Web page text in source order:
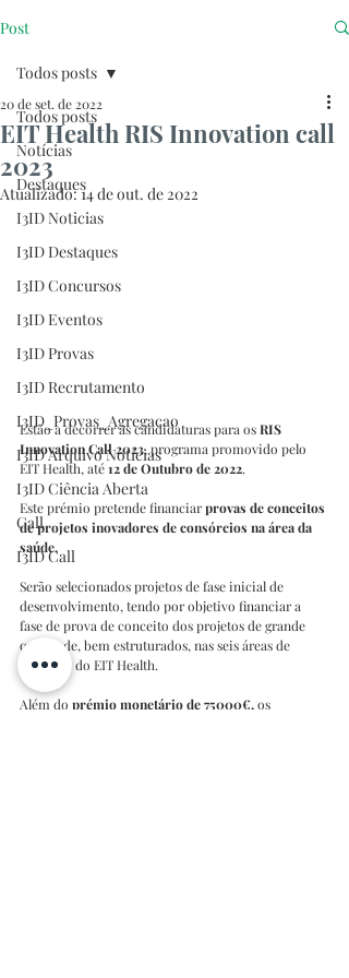
Post
Todos posts
Notícias
Destaques
I3ID Noticias
I3ID Destaques
I3ID Concursos
I3ID Eventos
I3ID Provas
I3ID Recrutamento
I3ID_Provas_Agregacao
I3ID Arquivo Notícias
I3ID Ciência Aberta
Call
I3ID Call
Todos posts
EIT Health RIS Innovation call
2023
20 de set. de 2022
Atualizado:14 de out. de 2022
Estão a decorrer as candidaturas para os RIS
Innovation Call 2023, programa promovido pelo
EIT Health, até 12 de Outubro de 2022.
Este prémio pretende financiar provas de conceitos
de projetos inovadores de consórcios na área da
saúde.
Serão selecionados projetos de fase inicial de
desenvolvimento, tendo por objetivo financiar a
fase de prova de conceito dos projetos de grande
qualidade, bem estruturados, nas seis áreas de
destaque do EIT Health.
Além do prémio monetário de 75000€, os